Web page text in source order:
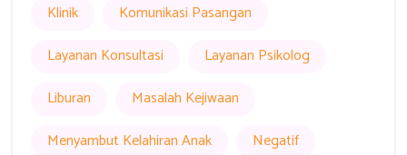
Klinik
Komunikasi Pasangan
Layanan Konsultasi
Layanan Psikolog
Liburan
Masalah Kejiwaan
Menyambut Kelahiran Anak
Negatif